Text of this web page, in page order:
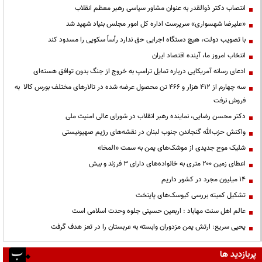
انتصاب دکتر ذوالقدر به عنوان مشاور سیاسی رهبر معظم انقلاب
«علیرضا شهسواری» سرپرست اداره کل امور مجلس بنیاد شهید شد
با تصویب دولت، هیچ دستگاه اجرایی حق ندارد رأساً سکویی را مسدود کند
انتخاب امروز ما، آینده اقتصاد ایران
ادعای رسانه آمریکایی درباره تمایل ترامپ به خروج از جنگ بدون توافق هسته‌ای
سه چهارم از ۴۱۲ هزار و ۴۶۶ تن محصول عرضه شده در تالارهای مختلف بورس کالا به
فروش نرفت
دکتر محسن رضایی، نماینده رهبر انقلاب در شورای عالی امنیت ملی
واکنش حزب‌الله گنجاندن جنوب لبنان در نقشه‌های رژیم صهیونیستی
شلیک موج جدیدی از موشک‌های یمن به سمت «المخا»
اعطای زمین ۲۰۰ متری به خانواده‌های دارای ۳ فرزند و بیش
۱۴ میلیون مجرد در کشور داریم
تشکیل کمیته بررسی کیوسک‌های پایتخت
عالم اهل سنت مهاباد : اربعین حسینی جلوه وحدت اسلامی است
یحیی سریع: ارتش یمن مزدوران وابسته به عربستان را در تعز هدف گرفت
پربازدید ها